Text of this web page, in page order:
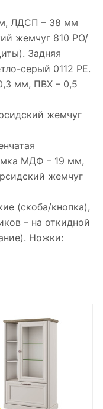
ЛДСП – 38 мм
жемчуг 810 PO/
Задняя
серый 0112 PE.
мм, ПВХ – 0,5
жемчуг
МДФ – 19 мм,
жемчуг
(скоба/кнопка),
– на откидной
Ножки: